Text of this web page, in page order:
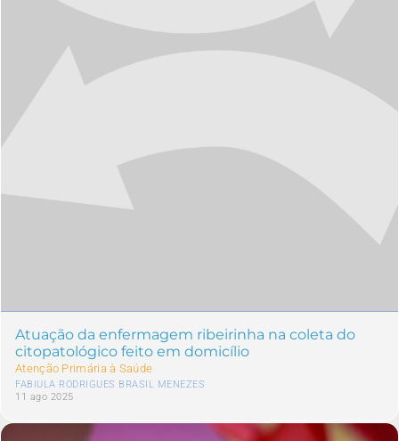
Atuação da enfermagem ribeirinha na coleta do
citopatológico feito em domicílio
Atenção Primária à Saúde
FABIULA RODRIGUES BRASIL MENEZES
11 ago 2025